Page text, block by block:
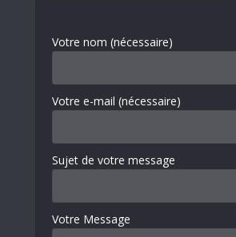
Votre nom (nécessaire)
Votre e-mail (nécessaire)
Sujet de votre message
Votre Message